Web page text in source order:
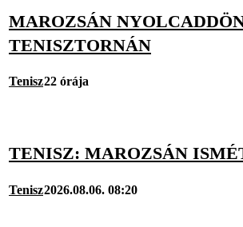
MAROZSÁN
TENISZTORNÁN
Tenisz22 órája
TENISZ: MAROZSÁN
Tenisz2026.08.06. 08:20